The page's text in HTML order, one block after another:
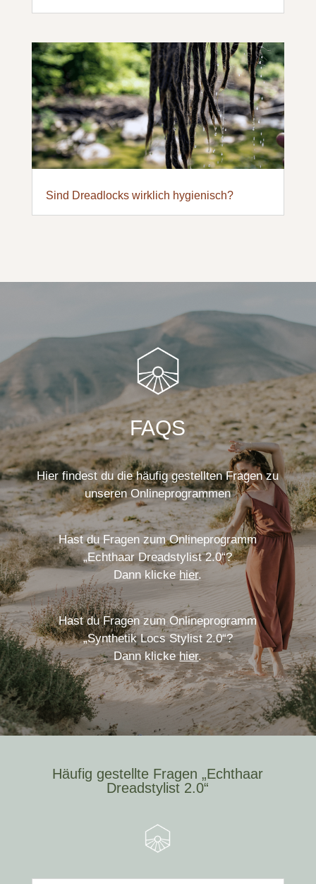
Sind Dreadlocks wirklich hygienisch?
FAQS
Hier findest du die häufig gestellten Fragen zu
unseren Onlineprogrammen
Hast du Fragen zum Onlineprogramm
„Echthaar Dreadstylist 2.0“?
Dann klickehier.
Hast du Fragen zum Onlineprogramm
„Synthetik Locs Stylist 2.0“?
Dann klickehier.
Häufig gestellte Fragen „Echthaar
Dreadstylist 2.0“